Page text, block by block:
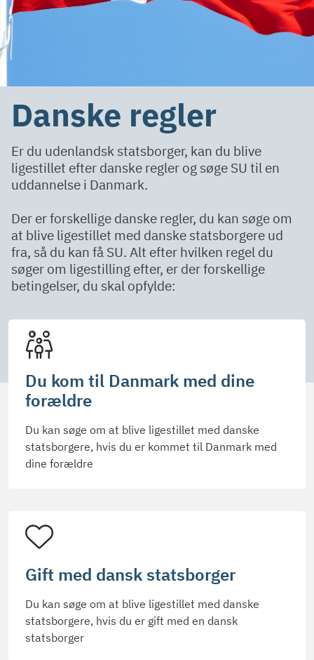
Danske regler
Er du udenlandsk statsborger, kan du blive
ligestillet efter danske regler og søge SU til en
uddannelse i Danmark.
Der er forskellige danske regler, du kan søge om
at blive ligestillet med danske statsborgere ud
fra, så du kan få SU. Alt efter hvilken regel du
søger om ligestilling efter, er der forskellige
betingelser, du skal opfylde:
Du kom til Danmark med dine
forældre
Du kan søge om at blive ligestillet med danske
statsborgere, hvis du er kommet til Danmark med
dine forældre
Gift med dansk statsborger
Du kan søge om at blive ligestillet med danske
statsborgere, hvis du er gift med en dansk
statsborger